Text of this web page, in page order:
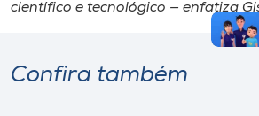
científico e tecnológico — enfatiza
Confira também